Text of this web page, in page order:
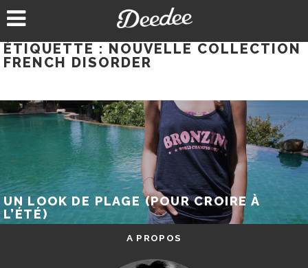
au
ÉTIQUETTE : NOUVELLE COLLECTION
FRENCH DISORDER
UN LOOK DE PLAGE (POUR CROIRE À
L’ÉTÉ)
A PROPOS